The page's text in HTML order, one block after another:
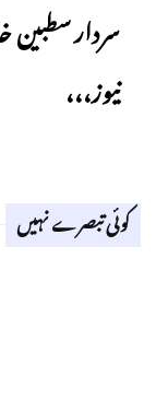
سردار
نیوز،،،
کوئی تبصرے نہیں